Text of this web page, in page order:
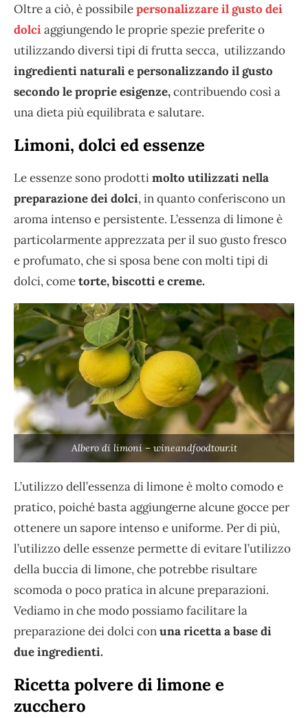
Oltre a ciò, è possibilepersonalizzare il gusto dei
dolciaggiungendo le proprie spezie preferite o
utilizzando diversi tipi di frutta secca, utilizzando
ingredienti naturali e personalizzando il gusto
secondo le proprie esigenze,contribuendo così a
una dieta più equilibrata e salutare.
Limoni, dolci ed essenze
Le essenze sono prodottimolto utilizzati nella
preparazione dei dolci, in quanto conferiscono un
aroma intenso e persistente. L’essenza di limone è
particolarmente apprezzata per il suo gusto fresco
e profumato, che si sposa bene con molti tipi di
dolci, cometorte, biscotti e creme.
Albero di limoni – wineandfoodtour.it
L’utilizzo dell’essenza di limone è molto comodo e
pratico, poiché basta aggiungerne alcune gocce per
ottenere un sapore intenso e uniforme. Per di più,
l’utilizzo delle essenze permette di evitare l’utilizzo
della buccia di limone, che potrebbe risultare
scomoda o poco pratica in alcune preparazioni.
Vediamo in che modo possiamo facilitare la
preparazione dei dolci conuna ricetta a base di
due ingredienti.
Ricetta polvere di limone e
zucchero